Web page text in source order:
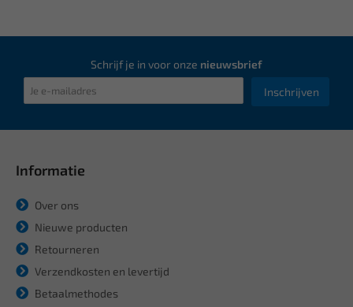
Schrijf je in voor onze nieuwsbrief
Inschrijven
Informatie
Over ons
Nieuwe producten
Retourneren
Verzendkosten en levertijd
Betaalmethodes